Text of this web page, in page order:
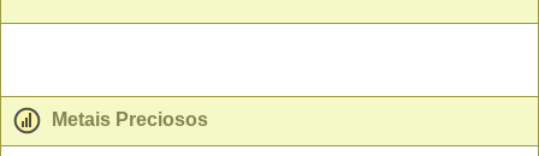
Metais Preciosos